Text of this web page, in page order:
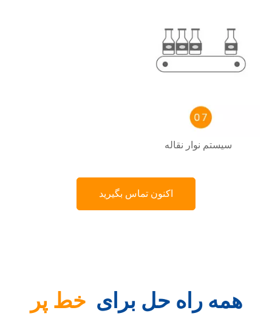
سیستم نوار نقاله
اکنون تماس بگیرید
همه راه حل برای خط پر